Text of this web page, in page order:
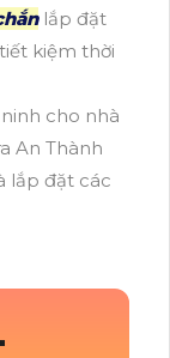
lắp đặt
kiệm thời
cho nhà
An Thành
lắp đặt các